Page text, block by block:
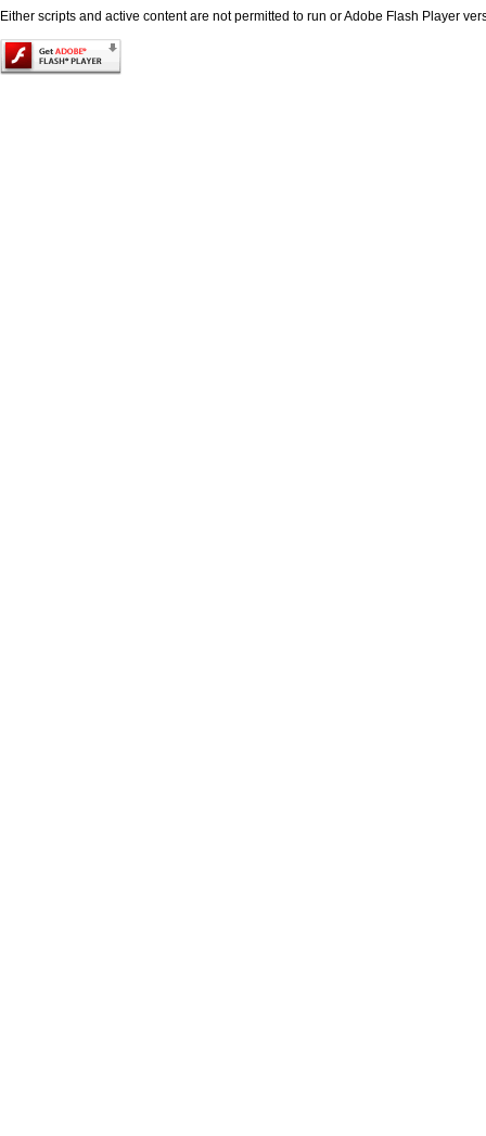
Either scripts and active content are not permitted to run or Adobe Flash Player